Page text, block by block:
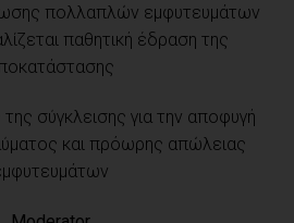
πολλαπλών εμφυτευμάτων
παθητική έδραση της
σύγκλεισης για την αποφυγή
και πρόωρης απώλειας